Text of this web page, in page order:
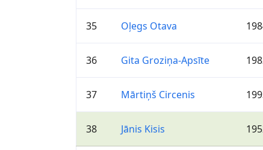
35 Oļegs Otava
36 Gita Groziņa-Apsīte
37 Mārtiņš Circenis
38 Jānis Kisis